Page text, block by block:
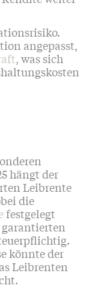
angepasst,
, was sich
hängt der
Leibrente
die
festgelegt
könnte der
Leibrenten